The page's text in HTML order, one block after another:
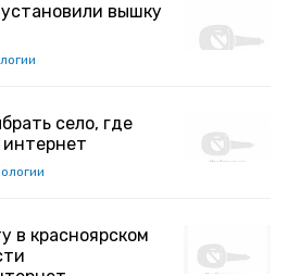
вышку
село, где
в красноярском